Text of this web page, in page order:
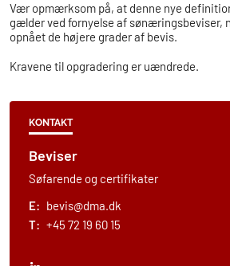
Vær opmærksom på, at denne nye
gælder ved fornyelse af sønæringsbeviser,
opnået de højere grader af bevis.
Kravene til opgradering er uændrede.
KONTAKT
Beviser
Søfarende og certifikater
E: bevis@dma.dk
T: +45 72 19 60 15